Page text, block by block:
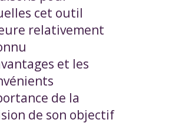
cet outil
relativement
et les
de la
de son objectif